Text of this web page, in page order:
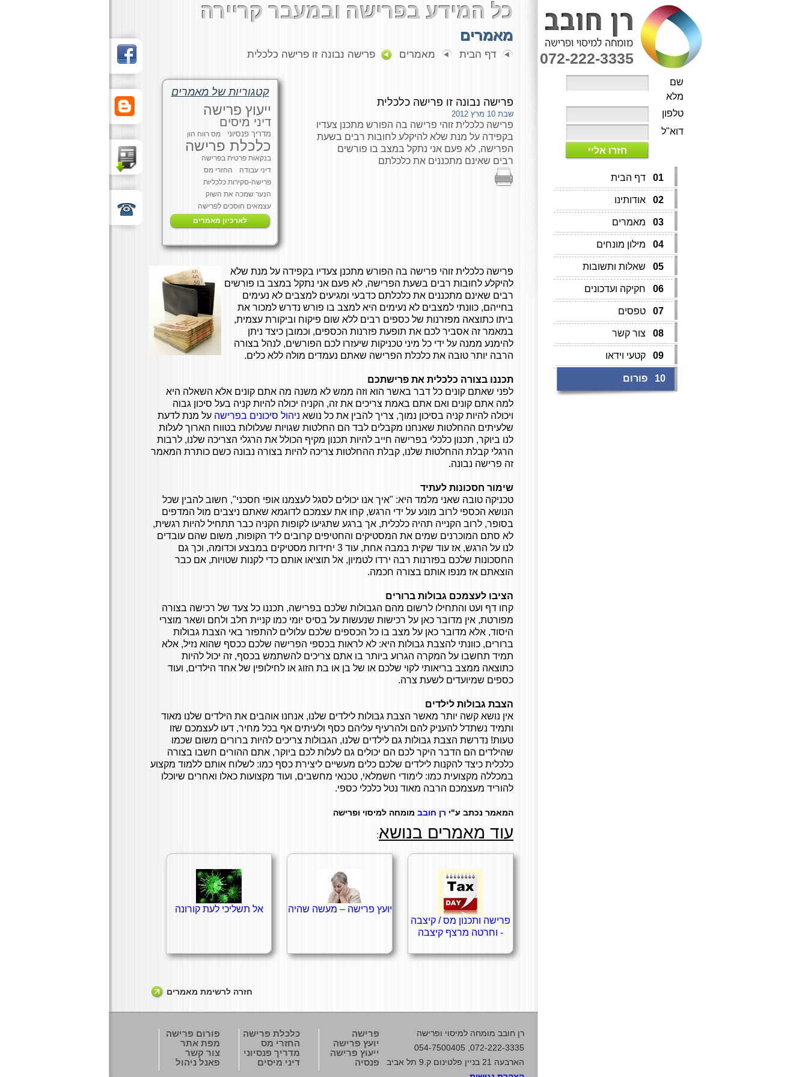
072-222-3335
שם
מלא
טלפון
דוא"ל
חזרו אליי
01 דף הבית
02 אודותינו
03 מאמרים
04 מילון מונחים
05 שאלות ותשובות
06 חקיקה ועדכונים
07 טפסים
08 צור קשר
09 קטעי וידאו
10 פורום
כל המידע בפרישה ובמעבר קריירה
מאמרים
דף הבית מאמרים פרישה נבונה זו פרישה כלכלית
פרישה נבונה זו פרישה כלכלית
שבת 10 מרץ 2012
פרישה כלכלית זוהי פרישה בה הפורש מתכנן צעדיו
בקפידה על מנת שלא להיקלע לחובות רבים בשעת
הפרישה, לא פעם אני נתקל במצב בו פורשים
רבים שאינם מתכננים את כלכלתם
קטגוריות של מאמרים
ייעוץ פרישה
דיני מיסים
מדריך פנסיוני מס רווח הון
כלכלת פרישה
בנקאות פרטית בפרישה
דיני עבודה
החזרי מס
פרישה-סקירות כלכליות
הנער שמכה את השוק
עצמאים חוסכים לפרישה
לארכיון מאמרים
פרישה כלכלית זוהי פרישה בה הפורש מתכנן צעדיו בקפידה על מנת שלא
להיקלע לחובות רבים בשעת הפרישה, לא פעם אני נתקל במצב בו פורשים
רבים שאינם מתכננים את כלכלתם כדבעי ומגיעים למצבים לא נעימים
בחייהם, כוונתי למצבים לא נעימים היא למצב בו פורש נדרש למכור את
ביתו כתוצאה מפזרנות של כספים רבים ללא שום פיקוח וביקורת עצמית,
במאמר זה אסביר לכם את תופעת פזרנות הכספים, וכמובן כיצד ניתן
להימנע ממנה על ידי כל מיני טכניקות שיעזרו לכם הפורשים, לנהל בצורה
הרבה יותר טובה את כלכלת הפרישה שאתם נעמדים מולה ללא כלים.
תכננו בצורה כלכלית את פרישתכם
לפני שאתם קונים כל דבר באשר הוא וזה ממש לא משנה מה אתם קונים אלא השאלה היא
למה אתם קונים ואם אתם באמת צריכים את זה, הקניה יכולה להיות קניה בעל סיכון גבוה
ויכולה להיות קניה בסיכון נמוך, צריך להבין את כל נושא ניהול סיכונים בפרישה על מנת לדעת
שלעיתים ההחלטות שאנחנו מקבלים לבד הם החלטות שגויות שעלולות בטווח הארוך לעלות
לנו ביוקר, תכנון כלכלי בפרישה חייב להיות תכנון מקיף הכולל את הרגלי הצריכה שלנו, לרבות
הרגלי קבלת ההחלטות שלנו, קבלת ההחלטות צריכה להיות בצורה נבונה כשם כותרת המאמר
זה פרישה נבונה.
שימור חסכונות לעתיד
טכניקה טובה שאני מלמד היא: "איך אנו יכולים לסגל לעצמנו אופי חסכני", חשוב להבין שכל
הנושא הכספי לרוב מונע על ידי הרגש, קחו את עצמכם לדוגמא שאתם ניצבים מול המדפים
בסופר, לרוב הקנייה תהיה כלכלית, אך ברגע שתגיעו לקופות הקניה כבר תתחיל להיות רגשית,
לא סתם המוכרנים שמים את המסטיקים והחטיפים קרובים ליד הקופות, משום שהם עובדים
לנו על הרגש, אז עוד שקית במבה אחת, עוד 3 יחידות מסטיקים במבצע וכדומה, וכך גם
החסכונות שלכם בפזרנות רבה ירדו לטמיון, אל תוציאו אותם כדי לקנות שטויות, אם כבר
הוצאתם אז מנפו אותם בצורה חכמה.
הציבו לעצמכם גבולות ברורים
קחו דף ועט והתחילו לרשום מהם הגבולות שלכם בפרישה, תכננו כל צעד של רכישה בצורה
מפורטת, אין מדובר כאן על רכישות שנעשות על בסיס יומי כמו קניית חלב ולחם ושאר מוצרי
היסוד, אלא מדובר כאן על מצב בו כל הכספים שלכם עלולים להתפזר באי הצבת גבולות
ברורים, כוונתי להצבת גבולות היא: לא לראות בכספי הפרישה שלכם ככסף שהוא נזיל, אלא
תמיד תחשבו על המקרה הגרוע ביותר בו אתם צריכים להשתמש בכסף, זה יכול להיות
כתוצאה ממצב בריאותי לקוי שלכם או של בן או בת הזוג או לחילופין של אחד הילדים, ועוד
כספים שמיועדים לשעת צרה.
הצבת גבולות לילדים
אין נושא קשה יותר מאשר הצבת גבולות לילדים שלנו, אנחנו אוהבים את הילדים שלנו מאוד
ותמיד נשתדל להעניק להם ולהרעיף עליהם כסף ולעיתים אף בכל מחיר, דעו לעצמכם שזו
טעות! נדרשת הצבת גבולות גם לילדים שלנו, הגבולות צריכים להיות ברורים משום שכמו
שהילדים הם הדבר היקר לכם הם יכולים גם לעלות לכם ביוקר, אתם ההורים חשבו בצורה
כלכלית כיצד להקנות לילדים שלכם כלים מעשיים ליצירת כסף כמו: לשלוח אותם ללמוד מקצוע
במכללה מקצועית כמו: לימודי חשמלאי, טכנאי מחשבים, ועוד מקצועות כאלו ואחרים שיוכלו
להוריד מעצמכם הרבה מאוד נטל כלכלי כספי.
המאמר נכתב ע"י רן חובב מומחה למיסוי ופרישה
עוד מאמרים בנושא:
פרישה ותכנון מס / קיצבה
- וחרטה מרצף קיצבה
יועץ פרישה – מעשה שהיה אל תשליכי לעת קורונה
חזרה לרשימת מאמרים
רן חובב מומחה למיסוי ופרישה
072-222-3335, 054-7500405
הארבעה 21 בניין פלטינום ק.9 תל אביב
פרישה
יועץ פרישה
ייעוץ פרישה
פנסיה
כלכלת פרישה
החזרי מס
מדריך פנסיוני
דיני מיסים
פורום פרישה
מפת אתר
צור קשר
פאנל ניהול